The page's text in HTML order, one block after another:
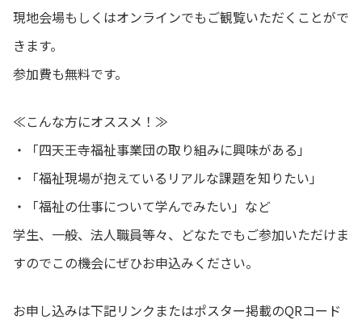
現地会場もしくはオンラインでもご観覧いただくことがで
きます。
参加費も無料です。
≪こんな方にオススメ！≫
・「四天王寺福祉事業団の取り組みに興味がある」
・「福祉現場が抱えているリアルな課題を知りたい」
・「福祉の仕事について学んでみたい」など
学生、一般、法人職員等々、どなたでもご参加いただけま
すのでこの機会にぜひお申込みください。
お申し込みは下記リンクまたはポスター掲載のQRコード